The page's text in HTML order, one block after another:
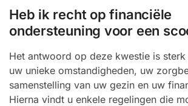
Heb ik recht op financiële
ondersteuning voor een
Het antwoord op deze kwestie is
uw unieke omstandigheden, uw
samenstelling van uw gezin en uw
Hierna vindt u enkele regelingen die